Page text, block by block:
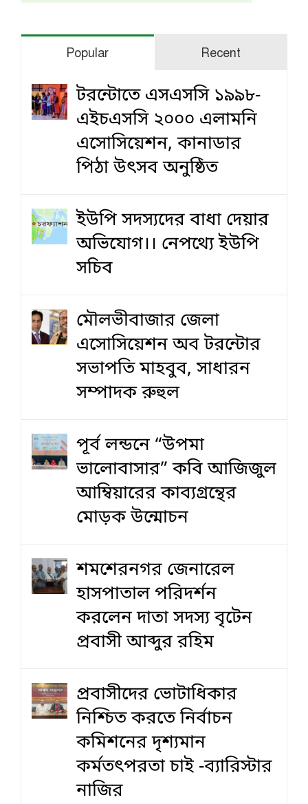
Popular Recent
টরন্টোতে এসএসসি ১৯৯৮-
এইচএসসি ২০০০ এলামনি
এসোসিয়েশন, কানাডার
পিঠা উৎসব অনুষ্ঠিত
ইউপি সদস্যদের বাধা দেয়ার
অভিযোগ।। নেপথ্যে ইউপি
সচিব
মৌলভীবাজার জেলা
এসোসিয়েশন অব টরন্টোর
সভাপতি মাহবুব, সাধারন
সম্পাদক রুহুল
পূর্ব লন্ডনে “উপমা
ভালোবাসার” কবি আজিজুল
আম্বিয়ারের কাব্যগ্রন্থের
মোড়ক উন্মোচন
শমশেরনগর জেনারেল
হাসপাতাল পরিদর্শন
করলেন দাতা সদস্য বৃটেন
প্রবাসী আব্দুর রহিম
প্রবাসীদের ভোটাধিকার
নিশ্চিত করতে নির্বাচন
কমিশনের দৃশ‍্যমান
কর্মতৎপরতা চাই -ব্যারিস্টার
নাজির